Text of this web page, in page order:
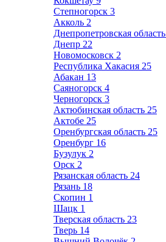
Степногорск 3
Акколь 2
Днепропетровская область
Днепр 22
Новомосковск 2
Республика Хакасия 25
Абакан 13
Саяногорск 4
Черногорск 3
Актюбинская область 25
Актобе 25
Оренбургская область 25
Оренбург 16
Бузулук 2
Орск 2
Рязанская область 24
Рязань 18
Скопин 1
Шацк 1
Тверская область 23
Тверь 14